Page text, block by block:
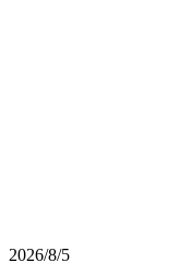
2026/8/5